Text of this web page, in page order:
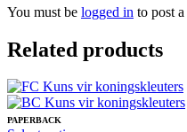
You must be logged in to post
Related products
PAPERBACK